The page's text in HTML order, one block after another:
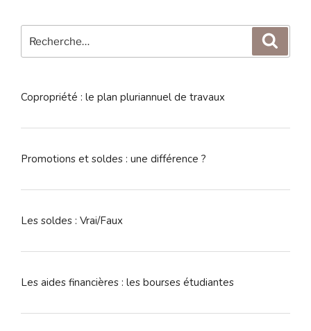
pour
Copropriété : le plan pluriannuel de travaux
Promotions et soldes : une différence ?
Les soldes : Vrai/Faux
Les aides financières : les bourses étudiantes